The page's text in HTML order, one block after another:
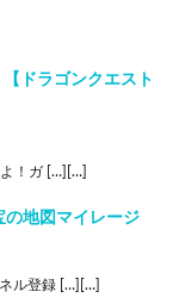
ドラゴンクエスト
よ！ガ […][…]
の地図マイレージ
ル登録 […][…]